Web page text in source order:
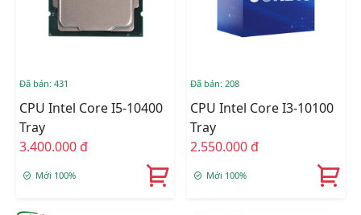
Đã bán: 431
CPU Intel Core I5-10400
Tray
3.400.000 đ
Mới 100%
Đã bán: 208
CPU Intel Core I3-10100
Tray
2.550.000 đ
Mới 100%